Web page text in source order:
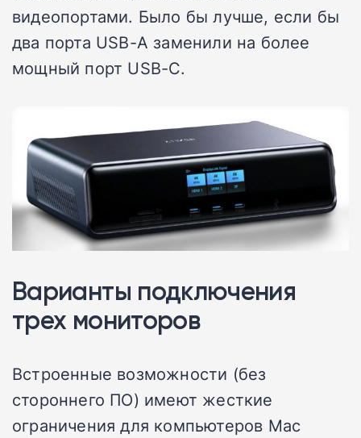
видеопортами. Было бы лучше, если бы
два порта USB-A заменили на более
мощный порт USB-C.
Варианты подключения
трех мониторов
Встроенные возможности (без
стороннего ПО) имеют жесткие
ограничения для компьютеров Mac